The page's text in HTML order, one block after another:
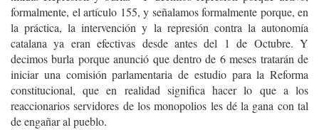
formalmente, el artículo 155, y señalamos formalmente porque, en
la práctica, la intervención y la represión contra la autonomía
catalana ya eran efectivas desde antes del 1 de Octubre. Y
decimos burla porque anunció que dentro de 6 meses tratarán de
iniciar una comisión parlamentaria de estudio para la Reforma
constitucional, que en realidad significa hacer lo que a los
reaccionarios servidores de los monopolios les dé la gana con tal
de engañar al pueblo.